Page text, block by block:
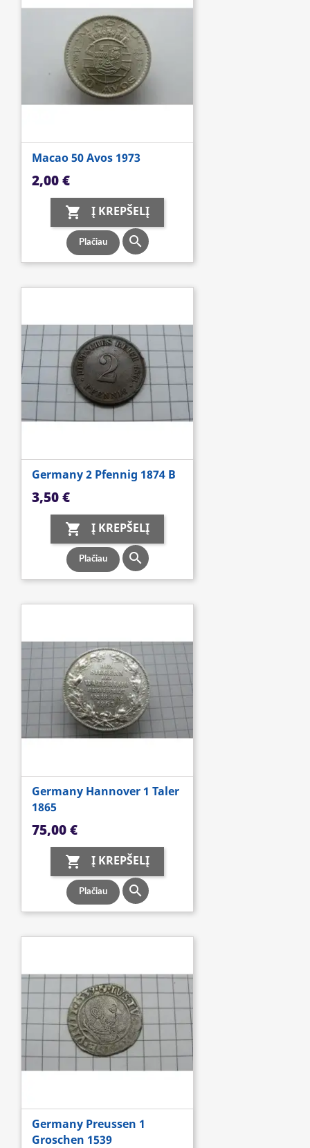
Macao 50 Avos 1973
Kaina
2,00 €
 Į KREPŠELĮ
Plačiau 
Germany 2 Pfennig 1874 B
Kaina
3,50 €
 Į KREPŠELĮ
Plačiau 
Germany Hannover 1 Taler
1865
Kaina
75,00 €
 Į KREPŠELĮ
Plačiau 
Germany Preussen 1
Groschen 1539